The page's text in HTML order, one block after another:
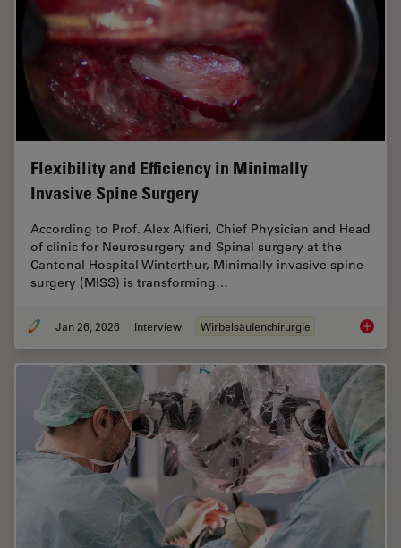
Flexibility and Efficiency in Minimally
Invasive Spine Surgery
According to Prof. Alex Alfieri, Chief Physician and Head
of clinic for Neurosurgery and Spinal surgery at the
Cantonal Hospital Winterthur, Minimally invasive spine
surgery (MISS) is transforming…
Jan 26, 2026 Interview Wirbelsäulenchirurgie